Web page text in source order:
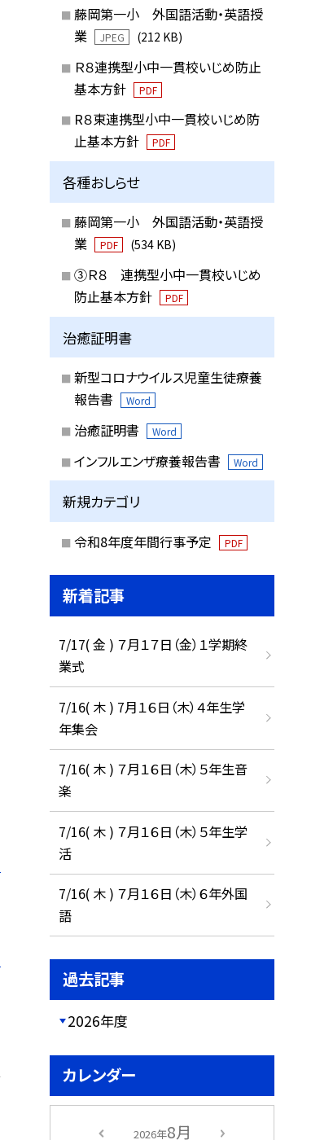
藤岡第一小 外国語活動・英語授
業
JPEG (212 KB)
Ｒ８連携型小中一貫校いじめ防止
基本方針
PDF
R８東連携型小中一貫校いじめ防
止基本方針
PDF
各種おしらせ
藤岡第一小 外国語活動・英語授
業
PDF (534 KB)
③Ｒ８ 連携型小中一貫校いじめ
防止基本方針
PDF
治癒証明書
新型コロナウイルス児童生徒療養
報告書
Word
治癒証明書 Word
インフルエンザ療養報告書 Word
新規カテゴリ
令和8年度年間行事予定 PDF
新着記事
7/17( 金 ) ７月１７日（金）１学期終
業式
7/16( 木 ) 7月１６日（木）４年生学
年集会
7/16( 木 ) ７月１６日（木）５年生音
楽
7/16( 木 ) ７月１６日（木）５年生学
活
7/16( 木 ) ７月１６日（木）６年外国
語
過去記事
2026年度
カレンダー
2026年8月